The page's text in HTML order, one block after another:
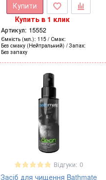
Купити
Купить в 1 клик
Артикул: 15552
Ємність (мл.) 115
Смак
Без смаку (Нейтральний)
Запах
Без запаху
Відгуки: 0
Засіб для чищення Bathmate